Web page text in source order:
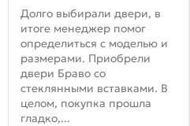
Долго выбирали двери, в
итоге менеджер помог
определиться с моделью и
размерами. Приобрели
двери Браво со
стеклянными вставками. В
целом, покупка прошла
гладко,...